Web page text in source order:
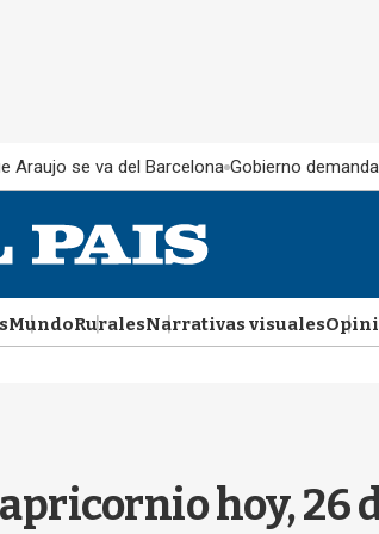
Araujo se va del Barcelona Gobierno
MundoRuralesNarrativas visuales
hoy, 26